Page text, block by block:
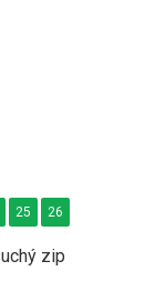
zip
25 26